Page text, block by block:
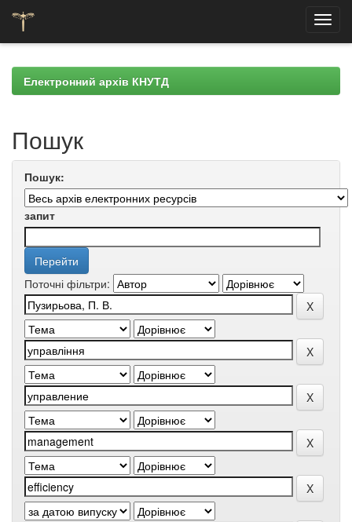
navigationЕлектронний архів КНУТД
Пошук
Пошук:
запит
Поточні фільтри: